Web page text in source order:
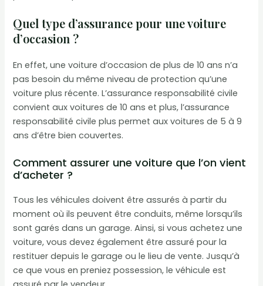
Quel type d’assurance pour une voiture
d’occasion ?
En effet, une voiture d’occasion de plus de 10 ans n’a
pas besoin du même niveau de protection qu’une
voiture plus récente. L’assurance responsabilité civile
convient aux voitures de 10 ans et plus, l’assurance
responsabilité civile plus permet aux voitures de 5 à 9
ans d’être bien couvertes.
Comment assurer une voiture que l’on vient
d’acheter ?
Tous les véhicules doivent être assurés à partir du
moment où ils peuvent être conduits, même lorsqu’ils
sont garés dans un garage. Ainsi, si vous achetez une
voiture, vous devez également être assuré pour la
restituer depuis le garage ou le lieu de vente. Jusqu’à
ce que vous en preniez possession, le véhicule est